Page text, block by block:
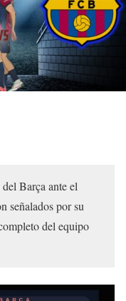
Barça ante el
señalados por su
del equipo